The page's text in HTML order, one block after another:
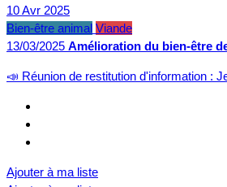
10Avr 2025
Bien-être animal Viande
13/03/2025 Amélioration du bien-être
📣 Réunion de restitution d'information :
Ajouter à ma liste